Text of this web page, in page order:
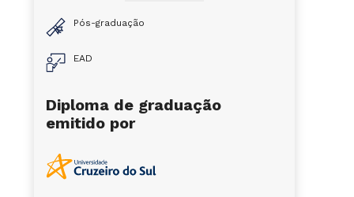
Pós-graduação
EAD
Diploma de graduação
emitido por